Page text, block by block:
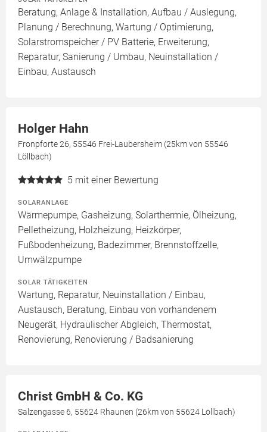
Beratung, Anlage & Installation, Aufbau / Auslegung,
Planung / Berechnung, Wartung / Optimierung,
Solarstromspeicher / PV Batterie, Erweiterung,
Reparatur, Sanierung / Umbau, Neuinstallation /
Einbau, Austausch
Holger Hahn
Fronpforte 26, 55546 Frei-Laubersheim (25km von 55546
Löllbach)
5 mit einer Bewertung
SOLARANLAGE
Wärmepumpe, Gasheizung, Solarthermie, Ölheizung,
Pelletheizung, Holzheizung, Heizkörper,
Fußbodenheizung, Badezimmer, Brennstoffzelle,
Umwälzpumpe
SOLAR TÄTIGKEITEN
Wartung, Reparatur, Neuinstallation / Einbau,
Austausch, Beratung, Einbau von vorhandenem
Neugerät, Hydraulischer Abgleich, Thermostat,
Renovierung, Renovierung / Badsanierung
Christ GmbH & Co. KG
Salzengasse 6, 55624 Rhaunen (26km von 55624 Löllbach)